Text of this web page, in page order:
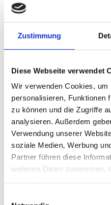
Zustimmung
Diese Webseite verwendet
Wir verwenden Cookies, um
personalisieren, Funktionen
zu können und die Zugriffe
analysieren. Außerdem
Verwendung unserer
soziale Medien, Werbung
Partner führen diese
weiteren Daten zusammen,
Die seit 1973 bestehende
Antennentechnik GmbH
Jahre einen exzellenten
Qualität und
ein weltweit etablierter
sich durch
Kundenorientiertheit
außergewöhnlich große
weltweit renommierte
Referenzkunden runden